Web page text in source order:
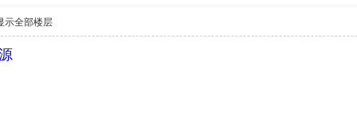
示全部楼层